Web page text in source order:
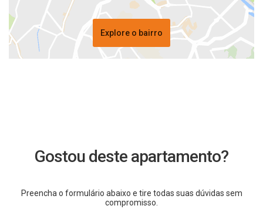
Explore o bairro
Gostou deste apartamento?
Preencha o formulário abaixo e tire todas suas dúvidas sem
compromisso.